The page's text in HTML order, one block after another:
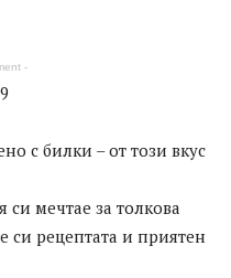
-
с билки – от този вкус
си мечтае за толкова
си рецептата и приятен